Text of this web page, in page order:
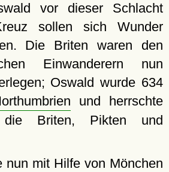
vor dieser Schlacht
sollen sich Wunder
Die Briten waren den
Einwanderern nun
Oswald wurde 634
und herrschte
Briten, Pikten und
nun mit Hilfe von Mönchen